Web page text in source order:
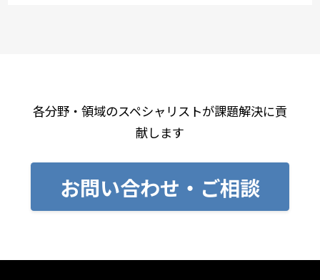
各分野・領域のスペシャリストが課題解決に貢
献します
お問い合わせ・ご相談